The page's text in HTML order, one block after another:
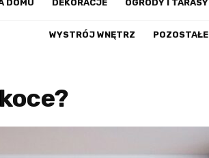
DOMU DEKORACJE OGRODY I TARASY
WYSTRÓJ WNĘTRZ POZOSTAŁE